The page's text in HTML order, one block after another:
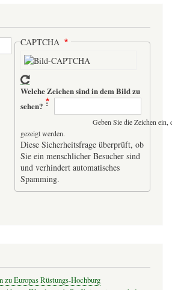
CAPTCHA
Welche Zeichen sind in dem Bild zu
sehen?
Geben Sie die Zeichen
gezeigt werden.
Diese Sicherheitsfrage überprüft, ob
Sie ein menschlicher Besucher sind
und verhindert automatisches
Spamming.
Europas Rüstungs-Hochburg